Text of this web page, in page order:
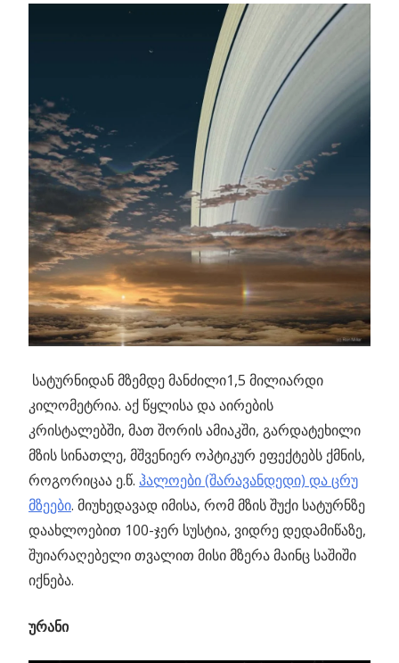
სატურნიდან მზემდე მანძილი1,5 მილიარდი
კილომეტრია. აქ წყლისა და აირების
კრისტალებში, მათ შორის ამიაკში, გარდატეხილი
მზის სინათლე, მშვენიერ ოპტიკურ ეფექტებს ქმნის,
როგორიცაა ე.წ. ჰალოები (შარავანდედი) და ცრუ
მზეები. მიუხედავად იმისა, რომ მზის შუქი სატურნზე
დაახლოებით 100-ჯერ სუსტია, ვიდრე დედამიწაზე,
შუიარაღებელი თვალით მისი მზერა მაინც საშიში
იქნება.
ურანი